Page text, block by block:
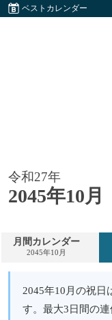
ベストカレンダー
令和27年
2045年10月
月間カレンダー
2045年10月
2045年10月の祝日
す。最大3日間の